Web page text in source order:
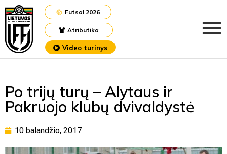
Atributika
Futsal 2026
Video turinys
Po trijų turų – Alytaus ir
Pakruojo klubų dvivaldystė
10 balandžio, 2017